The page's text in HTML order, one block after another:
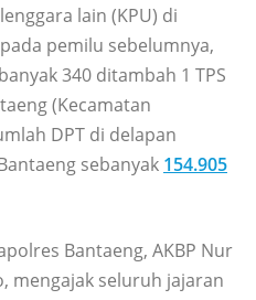
lain (KPU) di
pemilu sebelumnya,
340 ditambah 1 TPS
(Kecamatan
DPT di delapan
sebanyak 154.905
Bantaeng, AKBP Nur
mengajak seluruh jajaran